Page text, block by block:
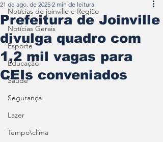
Notícias de joinville e Região
Notícias Gerais
Esporte
Educação
Saúde
Segurança
Lazer
Tempo\clima
Prefeitura de Joinville
divulga quadro com
1,2 mil vagas para
CEIs conveniados
21 de ago. de 2025 2 min de leitura